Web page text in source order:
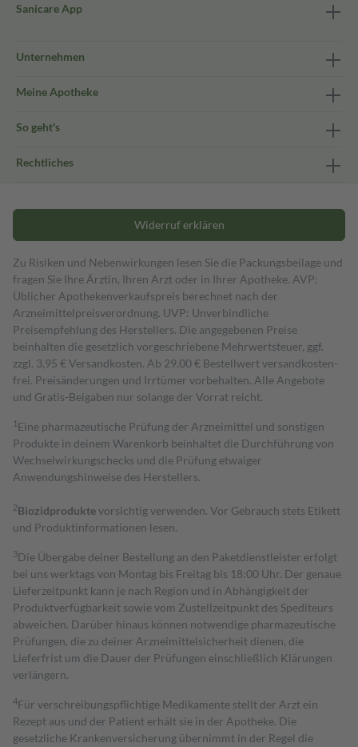
Sanicare App
Unternehmen
Meine Apotheke
So geht's
Rechtliches
Widerruf erklären
Zu Risiken und Nebenwirkungen lesen Sie die Packungsbeilage und
fragen Sie Ihre Ärztin, Ihren Arzt oder in Ihrer Apotheke. AVP:
Üblicher Apothekenverkaufspreis berechnet nach der
Arzneimittelpreisverordnung. UVP: Unverbindliche
Preisempfehlung des Herstellers. Die angegebenen Preise
beinhalten die gesetzlich vorgeschriebene Mehrwertsteuer, ggf.
zzgl. 3,95 € Versandkosten. Ab 29,00 € Bestell­wert versand­kosten­
frei. Preisänderungen und Irrtümer vorbehalten. Alle Angebote
und Gratis-Beigaben nur solange der Vorrat reicht.
1 Eine pharmazeutische Prüfung der Arzneimittel und sonstigen
Produkte in deinem Warenkorb beinhaltet die Durchführung von
Wechselwirkungschecks und die Prüfung etwaiger
Anwendungshinweise des Herstellers.
2Biozidproduktevorsichtig verwenden. Vor Gebrauch stets Etikett
und Produktinformationen lesen.
3Die Übergabe deiner Bestellung an den Paketdienstleister erfolgt
bei uns werktags von Montag bis Freitag bis 18:00 Uhr. Der genaue
Lieferzeitpunkt kann je nach Region und in Abhängigkeit der
Produktverfügbarkeit sowie vom Zustellzeitpunkt des Spediteurs
abweichen. Darüber hinaus können notwendige pharmazeutische
Prüfungen, die zu deiner Arzneimittelsicherheit dienen, die
Lieferfrist um die Dauer der Prüfungen einschließlich Klärungen
verlängern.
4Für verschreibungspflichtige Medikamente stellt der Arzt ein
Rezept aus und der Patient erhält sie in der Apotheke. Die
gesetzliche Krankenversicherung übernimmt in der Regel die